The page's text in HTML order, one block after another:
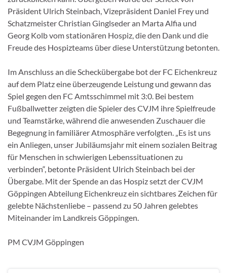
Präsident Ulrich Steinbach, Vizepräsident Daniel Frey und
Schatzmeister Christian Ginglseder an Marta Alfia und
Georg Kolb vom stationären Hospiz, die den Dank und die
Freude des Hospizteams über diese Unterstützung betonten.
Im Anschluss an die Scheckübergabe bot der FC Eichenkreuz
auf dem Platz eine überzeugende Leistung und gewann das
Spiel gegen den FC Amtsschimmel mit 3:0. Bei bestem
Fußballwetter zeigten die Spieler des CVJM ihre Spielfreude
und Teamstärke, während die anwesenden Zuschauer die
Begegnung in familiärer Atmosphäre verfolgten. „Es ist uns
ein Anliegen, unser Jubiläumsjahr mit einem sozialen Beitrag
für Menschen in schwierigen Lebenssituationen zu
verbinden“, betonte Präsident Ulrich Steinbach bei der
Übergabe. Mit der Spende an das Hospiz setzt der CVJM
Göppingen Abteilung Eichenkreuz ein sichtbares Zeichen für
gelebte Nächstenliebe – passend zu 50 Jahren gelebtes
Miteinander im Landkreis Göppingen.
PM CVJM Göppingen